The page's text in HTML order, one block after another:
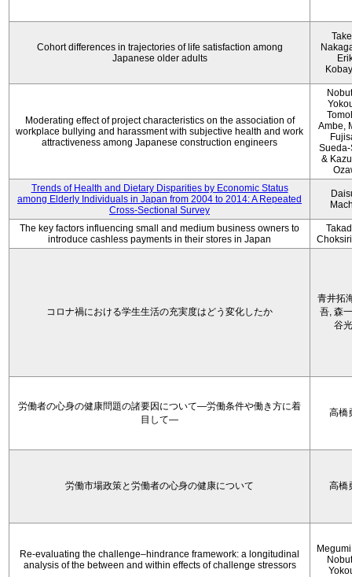
Cohort differences in trajectories of life satisfaction among
Japanese older adults
Moderating effect of project characteristics on the association of
workplace bullying and harassment with subjective health and work
attractiveness among Japanese construction engineers
Ambe,
&
Trends of Health and Dietary Disparities by Economic Status
among Elderly Individuals in Japan from 2004 to 2014: A Repeated
Cross-Sectional Survey
The key factors influencing small and medium business owners to
introduce cashless payments in their stores in Japan
コロナ禍における学生生活の充実度はどう変化したか
青井拓
吾, 森
谷
労働者の心身の健康問題の諸要因について―労働条件や働き方に着
目して―
高橋
労働市場政策と労働者の心身の健康について 高橋
Re-evaluating the challenge–hindrance framework: a longitudinal
analysis of the between and within effects of challenge stressors